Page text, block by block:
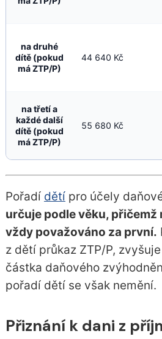
na druhé
dítě (pokud
má ZTP/P)
44 640 Kč
na třetí a
každé další
dítě (pokud
má ZTP/P)
55 680 Kč
Pořadí dětípro účely
určuje podle věku, přičemž
vždy považováno za první.
z dětí průkaz ZTP/P,
částka daňového
pořadí dětí se však nemění.
Přiznání k dani z